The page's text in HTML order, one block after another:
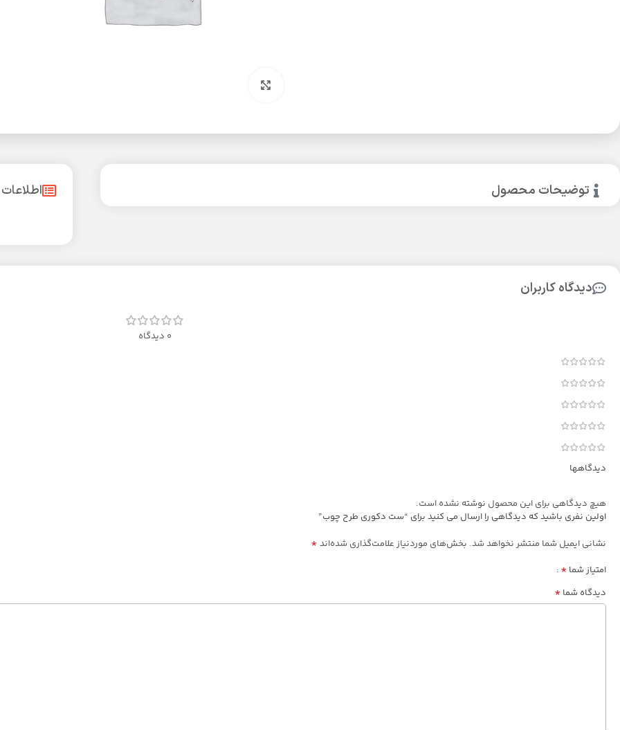
توضیحات محصول
دیدگاه کاربران
0 دیدگاه
دیدگاهها
هیچ دیدگاهی برای این محصول نوشته نشده است.
اولین نفری باشید که دیدگاهی را ارسال می کنید برای “ست دکوری طرح چوب”
نشانی ایمیل شما منتشر نخواهد شد. بخش‌های موردنیاز علامت‌گذاری شده‌اند *
امتیاز شما *
دیدگاه شما *